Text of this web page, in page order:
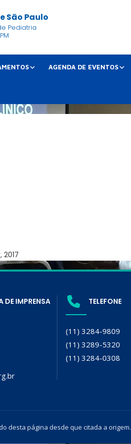
São Paulo
Pediatria
AGENDA DE EVENTOS
2017
DE IMPRENSA TELEFONE
(11) 3284-9809
(11) 3289-5320
(11) 3284-0308
desta página desde que citada a origem.